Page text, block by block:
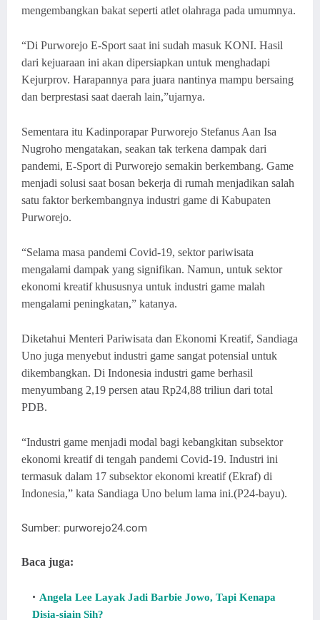
mengembangkan bakat seperti atlet olahraga pada umumnya.
“Di Purworejo E-Sport saat ini sudah masuk KONI. Hasil
dari kejuaraan ini akan dipersiapkan untuk menghadapi
Kejurprov. Harapannya para juara nantinya mampu bersaing
dan berprestasi saat daerah lain,”ujarnya.
Sementara itu Kadinporapar Purworejo Stefanus Aan Isa
Nugroho mengatakan, seakan tak terkena dampak dari
pandemi, E-Sport di Purworejo semakin berkembang. Game
menjadi solusi saat bosan bekerja di rumah menjadikan salah
satu faktor berkembangnya industri game di Kabupaten
Purworejo.
“Selama masa pandemi Covid-19, sektor pariwisata
mengalami dampak yang signifikan. Namun, untuk sektor
ekonomi kreatif khususnya untuk industri game malah
mengalami peningkatan,” katanya.
Diketahui Menteri Pariwisata dan Ekonomi Kreatif, Sandiaga
Uno juga menyebut industri game sangat potensial untuk
dikembangkan. Di Indonesia industri game berhasil
menyumbang 2,19 persen atau Rp24,88 triliun dari total
PDB.
“Industri game menjadi modal bagi kebangkitan subsektor
ekonomi kreatif di tengah pandemi Covid-19. Industri ini
termasuk dalam 17 subsektor ekonomi kreatif (Ekraf) di
Indonesia,” kata Sandiaga Uno belum lama ini.(P24-bayu).
Sumber: purworejo24.com
Baca juga:
Angela Lee Layak Jadi Barbie Jowo, Tapi Kenapa
Disia-siain Sih?